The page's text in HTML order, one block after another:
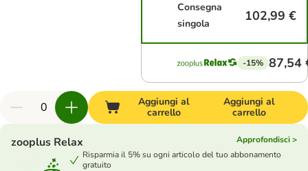
Consegna
singola
102,99 €
-15% 87,54
Aggiungi al
carrello
Aggiungi al
carrello
zooplus Relax
Approfondisci >
Risparmia il 5% su ogni articolo del tuo abbonamento
gratuito